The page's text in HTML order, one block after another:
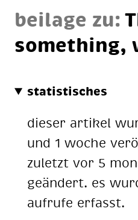
beilage zu:
so­me­thing,
statistisches
dieser artikel
und 1 woche
zuletzt vor 5
geändert. es
aufrufe erfasst.